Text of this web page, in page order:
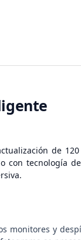
de
con tecnología
monitores y